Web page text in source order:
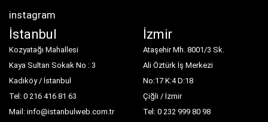
instagram
İstanbul
Kozyatağı Mahallesi
Kaya Sultan Sokak No : 3
Kadıköy / İstanbul
Tel: 0 216 416 81 63
Mail: info@istanbulweb.com.tr
İzmir
Ataşehir Mh. 8001/3 Sk.
Ali Öztürk İş Merkezi
No:17 K:4 D:18
Çiğli / İzmir
Tel: 0 232 999 80 98